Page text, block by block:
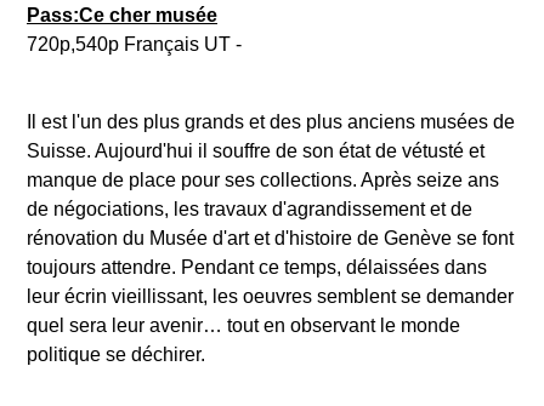
Pass:Ce cher musée
720p,540p Français UT -
Il est l'un des plus grands et des plus anciens musées de
Suisse. Aujourd'hui il souffre de son état de vétusté et
manque de place pour ses collections. Après seize ans
de négociations, les travaux d'agrandissement et de
rénovation du Musée d'art et d'histoire de Genève se font
toujours attendre. Pendant ce temps, délaissées dans
leur écrin vieillissant, les oeuvres semblent se demander
quel sera leur avenir… tout en observant le monde
politique se déchirer.